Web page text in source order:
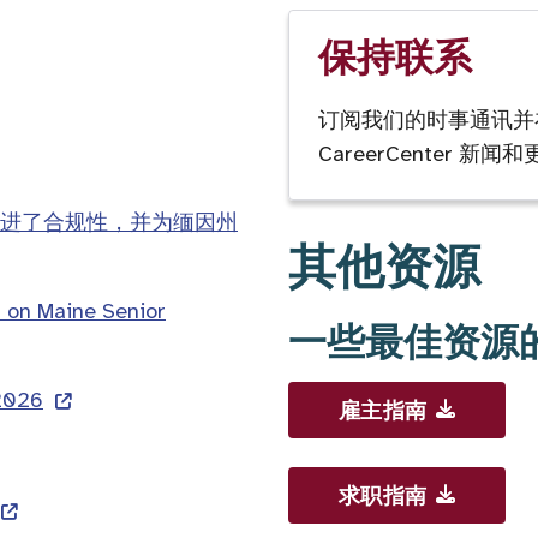
了合规性，并为缅因州
Maine Senior
保持联系
订阅我们的时事通讯
CareerCenter 新闻和
其他资源
一些最佳资源
雇主指南
求职指南